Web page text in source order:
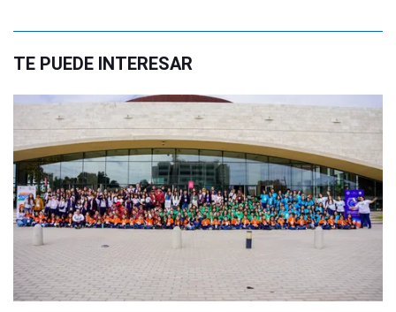
TE PUEDE INTERESAR